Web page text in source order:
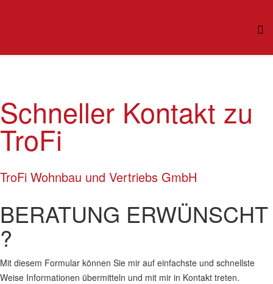
Schneller Kontakt zu
TroFi
TroFi Wohnbau und Vertriebs GmbH
BERATUNG ERWÜNSCHT
?
Mit diesem Formular können Sie mir auf einfachste und schnellste
Weise Informationen übermitteln und mit mir in Kontakt treten.